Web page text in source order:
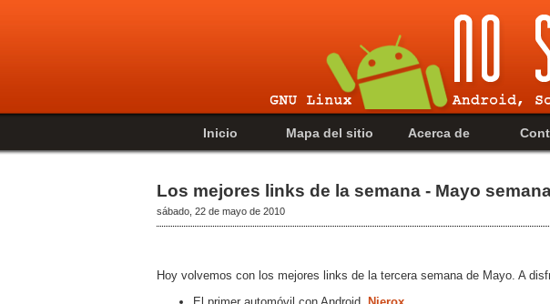
Inicio Mapa del sitio Acerca de
Los mejores links de la semana - Mayo
sábado, 22 de mayo de 2010
Hoy volvemos con los mejores links de la tercera semana de Mayo. A
El primer automóvil con Android. Nierox